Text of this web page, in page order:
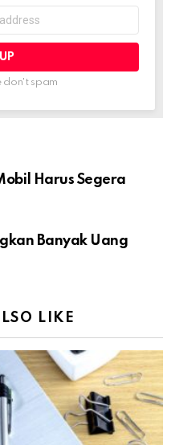
don't spam
Harus Segera
Banyak Uang
LIKE